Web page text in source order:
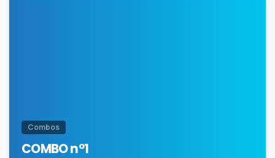
Combos
COMBO n°1